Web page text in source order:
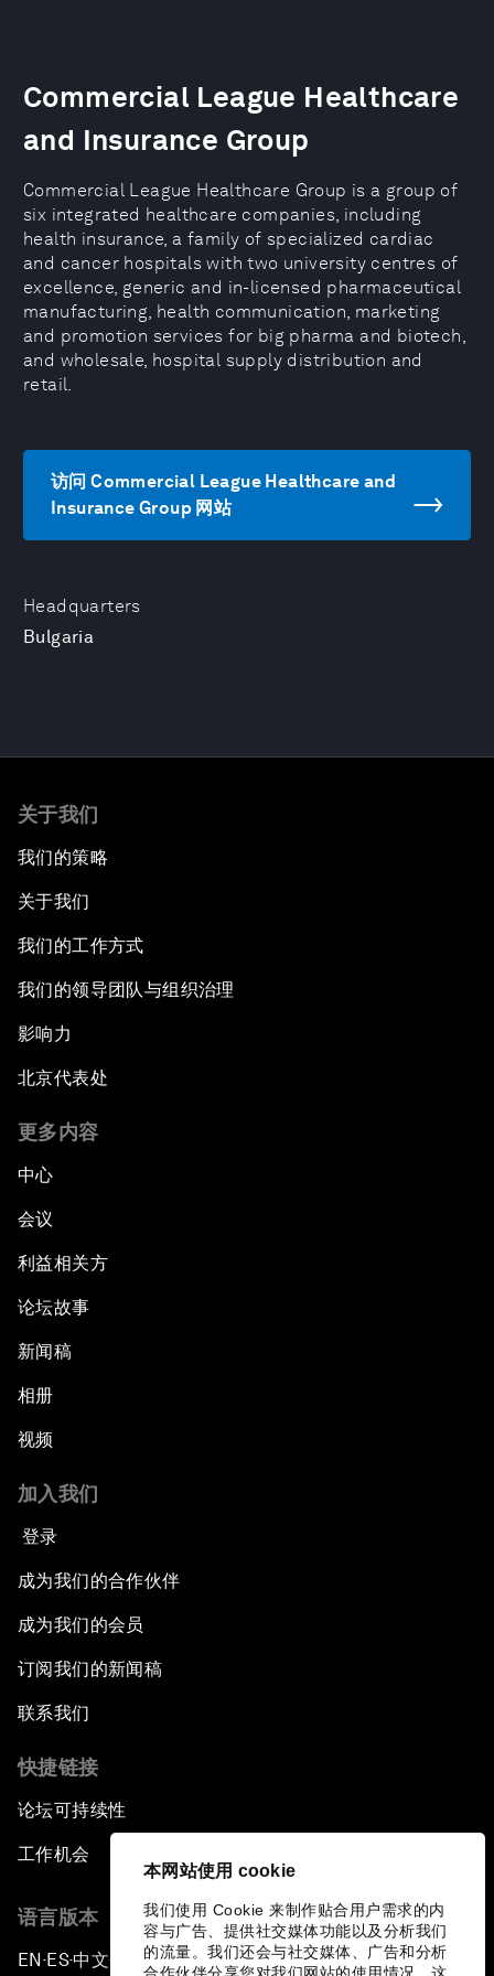
本网站使用 cookie
我们使用 Cookie 来制作贴合用户需求的内
容与广告、提供社交媒体功能以及分析我们
的流量。我们还会与社交媒体、广告和分析
Headquarters
Bulgaria
Commercial League Healthcare
and Insurance Group
Commercial League Healthcare Group is a group of
six integrated healthcare companies, including
health insurance, a family of specialized cardiac
and cancer hospitals with two university centres of
excellence, generic and in-licensed pharmaceutical
manufacturing, health communication, marketing
and promotion services for big pharma and biotech,
and wholesale, hospital supply distribution and
retail.
访问 Commercial League Healthcare and
Insurance Group 网站
关于我们
我们的策略
关于我们
我们的工作方式
我们的领导团队与组织治理
影响力
北京代表处
更多内容
中心
会议
利益相关方
论坛故事
新闻稿
相册
视频
加入我们
登录
成为我们的合作伙伴
成为我们的会员
订阅我们的新闻稿
联系我们
快捷链接
论坛可持续性
工作机会
语言版本
EN ▪ES▪中文▪ 日本語